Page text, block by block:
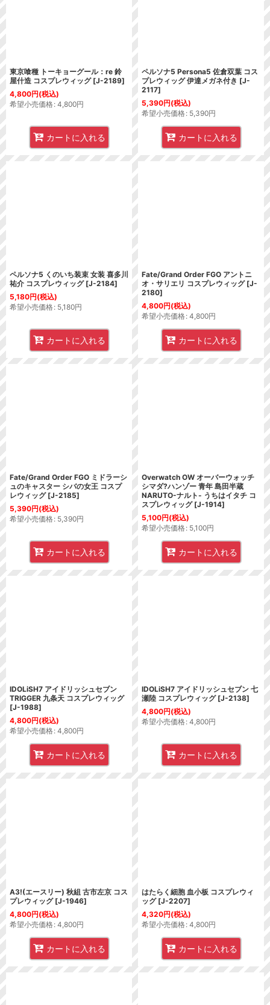
東京喰種 トーキョーグール：re 鈴
屋什造 コスプレウィッグ [J-2189]
4,800円(税込)
希望小売価格: 4,800円
カートに入れる
ペルソナ5 Persona5 佐倉双葉 コス
プレウィッグ 伊達メガネ付き [J-
2117]
5,390円(税込)
希望小売価格: 5,390円
カートに入れる
ペルソナ5 くのいち装束 女装 喜多川
祐介 コスプレウィッグ [J-2184]
5,180円(税込)
希望小売価格: 5,180円
カートに入れる
Fate/Grand Order FGO アントニ
オ・サリエリ コスプレウィッグ [J-
2180]
4,800円(税込)
希望小売価格: 4,800円
カートに入れる
Fate/Grand Order FGO ミドラーシ
ュのキャスター シバの女王 コスプ
レウィッグ [J-2185]
5,390円(税込)
希望小売価格: 5,390円
カートに入れる
Overwatch OW オーバーウォッチ
シマダ?ハンゾー 青年 島田半蔵
NARUTO-ナルト- うちはイタチ コ
スプレウィッグ [J-1914]
5,100円(税込)
希望小売価格: 5,100円
カートに入れる
IDOLiSH7 アイドリッシュセブン
TRIGGER 九条天 コスプレウィッグ
[J-1988]
4,800円(税込)
希望小売価格: 4,800円
カートに入れる
IDOLiSH7 アイドリッシュセブン 七
瀬陸 コスプレウィッグ [J-2138]
4,800円(税込)
希望小売価格: 4,800円
カートに入れる
A3!(エースリー) 秋組 古市左京 コス
プレウィッグ [J-1946]
4,800円(税込)
希望小売価格: 4,800円
カートに入れる
はたらく細胞 血小板 コスプレウィ
ッグ [J-2207]
4,320円(税込)
希望小売価格: 4,800円
カートに入れる